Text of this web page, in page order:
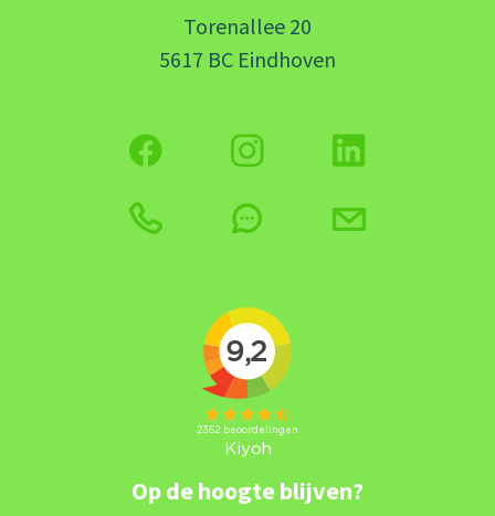
Torenallee 20
5617 BC Eindhoven
Op de hoogte blijven?